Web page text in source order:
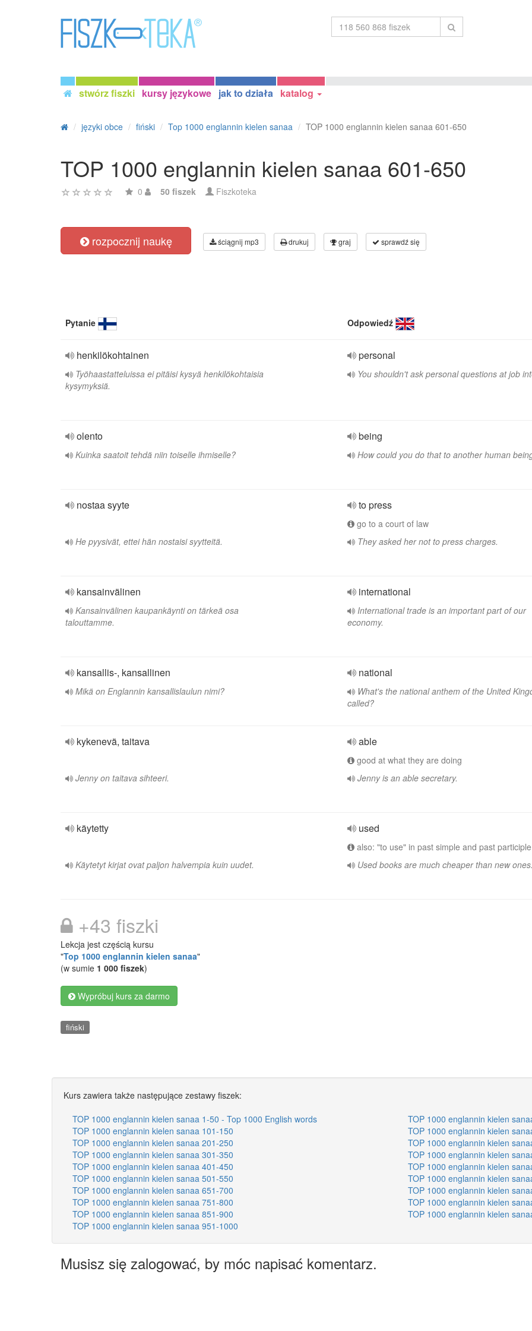
stwórz fiszki kursy językowe jak to działa katalog
języki obce fiński Top 1000 englannin kielen sanaa TOP 1000 englannin kielen sanaa 601-650
TOP 1000 englannin kielen sanaa 601-650
0 50 fiszek Fiszkoteka
rozpocznij naukę ściągnij mp3 drukuj graj sprawdź się
Pytanie Odpowiedź
henkilökohtainen
Työhaastatteluissa ei pitäisi kysyä henkilökohtaisia
kysymyksiä.
personal
You shouldn't ask personal questions at job
olento
Kuinka saatoit tehdä niin toiselle ihmiselle?
being
How could you do that to another human
nostaa syyte
He pyysivät, ettei hän nostaisi syytteitä.
to press
go to a court of law
They asked her not to press charges.
kansainvälinen
Kansainvälinen kaupankäynti on tärkeä osa
talouttamme.
international
International trade is an important part of our
economy.
kansallis-, kansallinen
Mikä on Englannin kansallislaulun nimi?
national
What's the national anthem of the United
called?
kykenevä, taitava
Jenny on taitava sihteeri.
able
good at what they are doing
Jenny is an able secretary.
käytetty
Käytetyt kirjat ovat paljon halvempia kuin uudet.
used
also: "to use" in past simple and past participle
Used books are much cheaper than new
+43 fiszki
Lekcja jest częścią kursu
"Top 1000 englannin kielen sanaa"
(w sumie 1 000 fiszek)
Wypróbuj kurs za darmo
fiński
Kurs zawiera także następujące zestawy fiszek:
TOP 1000 englannin kielen sanaa 1-50 - Top 1000 English words
TOP 1000 englannin kielen
TOP 1000 englannin kielen sanaa 101-150
TOP 1000 englannin kielen
TOP 1000 englannin kielen sanaa 201-250
TOP 1000 englannin kielen
TOP 1000 englannin kielen sanaa 301-350
TOP 1000 englannin kielen
TOP 1000 englannin kielen sanaa 401-450
TOP 1000 englannin kielen
TOP 1000 englannin kielen sanaa 501-550
TOP 1000 englannin kielen
TOP 1000 englannin kielen sanaa 651-700
TOP 1000 englannin kielen
TOP 1000 englannin kielen sanaa 751-800
TOP 1000 englannin kielen
TOP 1000 englannin kielen sanaa 851-900
TOP 1000 englannin kielen
TOP 1000 englannin kielen sanaa 951-1000
Musisz się zalogować, by móc napisać komentarz.